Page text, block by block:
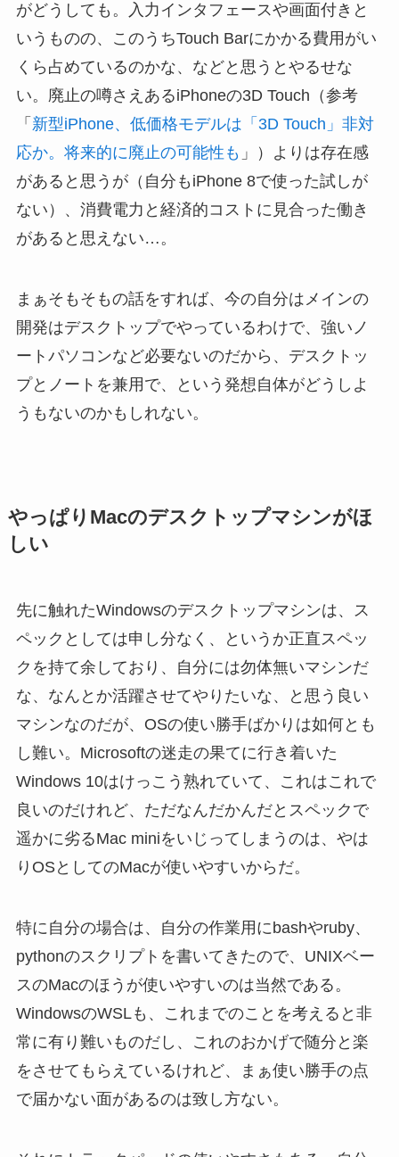
がどうしても。入力インタフェースや画面付きと
いうものの、このうちTouch Barにかかる費用がい
くら占めているのかな、などと思うとやるせな
い。廃止の噂さえあるiPhoneの3D Touch（参考
「 新型iPhone、低価格モデルは「3D Touch」非対
応か。将来的に廃止の可能性も 」）よりは存在感
があると思うが（自分もiPhone 8で使った試しが
ない）、消費電力と経済的コストに見合った働き
があると思えない…。
まぁそもそもの話をすれば、今の自分はメインの
開発はデスクトップでやっているわけで、強いノ
ートパソコンなど必要ないのだから、デスクトッ
プとノートを兼用で、という発想自体がどうしよ
うもないのかもしれない。
やっぱりMacのデスクトップマシンがほ
しい
先に触れたWindowsのデスクトップマシンは、ス
ペックとしては申し分なく、というか正直スペッ
クを持て余しており、自分には勿体無いマシンだ
な、なんとか活躍させてやりたいな、と思う良い
マシンなのだが、OSの使い勝手ばかりは如何とも
し難い。Microsoftの迷走の果てに行き着いた
Windows 10はけっこう熟れていて、これはこれで
良いのだけれど、ただなんだかんだとスペックで
遥かに劣るMac miniをいじってしまうのは、やは
りOSとしてのMacが使いやすいからだ。
特に自分の場合は、自分の作業用にbashやruby、
pythonのスクリプトを書いてきたので、UNIXベー
スのMacのほうが使いやすいのは当然である。
WindowsのWSLも、これまでのことを考えると非
常に有り難いものだし、これのおかげで随分と楽
をさせてもらえているけれど、まぁ使い勝手の点
で届かない面があるのは致し方ない。